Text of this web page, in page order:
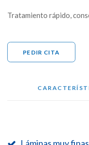
Tratamiento rápido,
PEDIR CITA